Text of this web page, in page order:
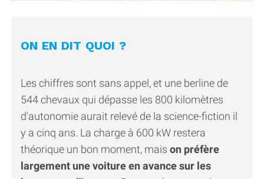
ON EN DIT QUOI ?
Les chiffres sont sans appel, et une berline de
544 chevaux qui dépasse les 800 kilomètres
d'autonomie aurait relevé de la science-fiction il
y a cinq ans. La charge à 600 kW restera
théorique un bon moment, mais on préfère
largement une voiture en avance sur les